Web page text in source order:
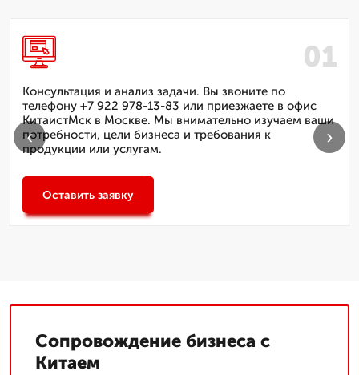
Консультация и анализ задачи. Вы звоните по
телефону +7 922 978-13-83 или приезжаете в офис
КитаистМск в Москве. Мы внимательно изучаем ваши
потребности, цели бизнеса и требования к
продукции или услугам.
Оставить заявку
‹ ›
Сопровождение бизнеса с
Китаем